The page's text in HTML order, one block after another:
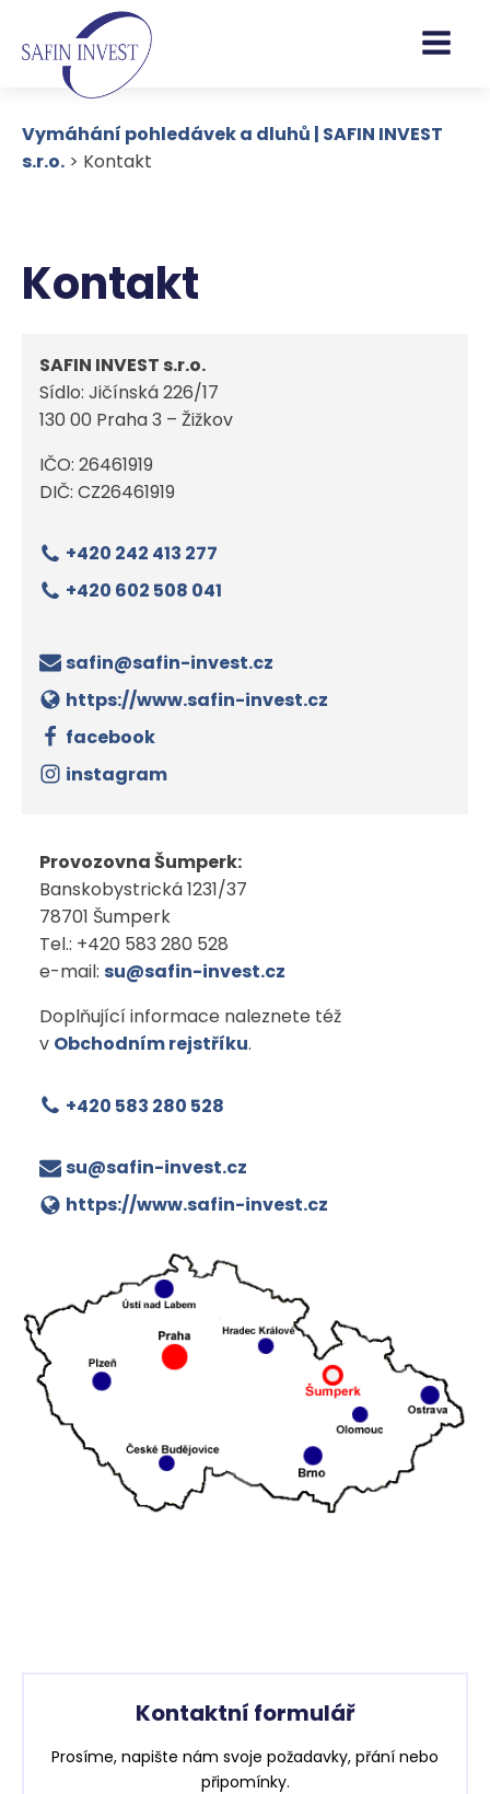
Vymáhání pohledávek a dluhů | SAFIN INVEST
s.r.o. > Kontakt
Kontakt
SAFIN INVEST s.r.o.
Sídlo: Jičínská 226/17
130 00 Praha 3 – Žižkov
IČO: 26461919
DIČ: CZ26461919
+420 242 413 277
+420 602 508 041
safin@safin-invest.cz
https://www.safin-invest.cz
facebook
instagram
Provozovna Šumperk:
Banskobystrická 1231/37
78701 Šumperk
Tel.: +420 583 280 528
e-mail: su@safin-invest.cz
Doplňující informace naleznete též
v Obchodním rejstříku.
+420 583 280 528
su@safin-invest.cz
https://www.safin-invest.cz
Kontaktní formulář
Prosíme, napište nám svoje požadavky, přání nebo
připomínky.